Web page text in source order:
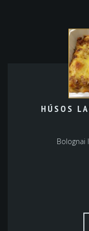
HÚSOS
Bolognai